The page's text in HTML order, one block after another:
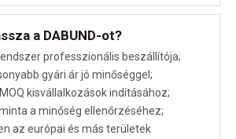
a DABUND-ot?
professzionális beszállítója;
gyári ár jó minőséggel;
kisvállalkozások indításához;
a minőség ellenőrzéséhez;
az európai és más területek